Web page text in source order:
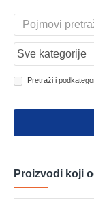
Pretraži i
Proizvodi koji